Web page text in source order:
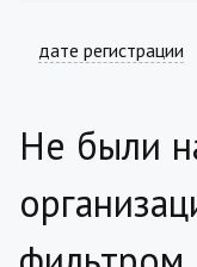
дате регистрации
Не были